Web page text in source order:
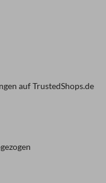
auf TrustedShops.de